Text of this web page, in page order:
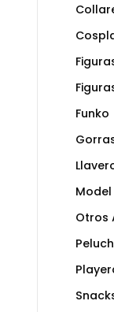
Funko
Model
Otros